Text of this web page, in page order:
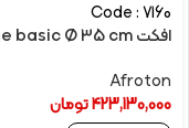
Code : 7160
افکت Aquaphone basic Ø 35 cm
Afroton
423,130,000تومان